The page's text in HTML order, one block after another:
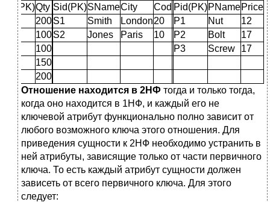
Pid(PK)Qty Sid(PK)SNameCity Cod Pid(PK)PNamePrice
200S1 Smith London20 P1 Nut
12
100S2 Jones Paris 10 P2 Bolt
17
100 P3 Screw
17
150
200
Отношение находится в 2НФ тогда и только тогда,
когда оно находится в 1НФ, и каждый его не
ключевой атрибут функционально полно зависит от
любого возможного ключа этого отношения. Для
приведения сущности к 2НФ необходимо устранить в
ней атрибуты, зависящие только от части первичного
ключа. То есть каждый атрибут сущности должен
зависеть от всего первичного ключа. Для этого
следует: